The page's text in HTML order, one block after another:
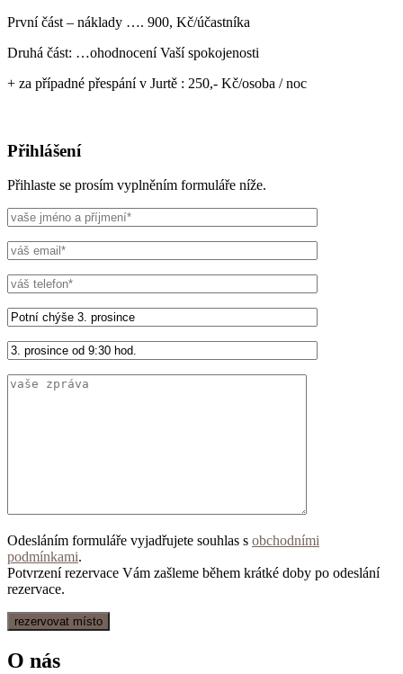
První část – náklady …. 900, Kč/účastníka
Druhá část: …ohodnocení Vaší spokojenosti
+ za případné přespání v Jurtě : 250,- Kč/osoba / noc
Přihlášení
Přihlaste se prosím vyplněním formuláře níže.
Odesláním formuláře vyjadřujete souhlas s obchodními
podmínkami.
Potvrzení rezervace Vám zašleme během krátké doby po odeslání
rezervace.
O nás